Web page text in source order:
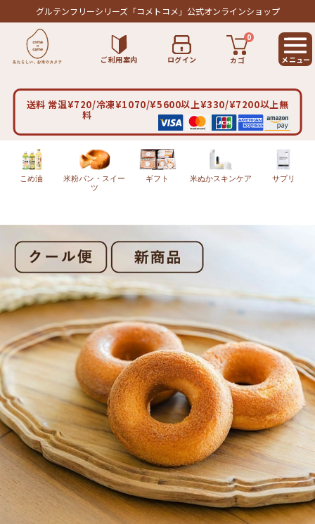
グルテンフリーシリーズ「コメトコメ」公式オンラインショップ
ご利用案内 ログイン カゴ
0
送料 常温¥720/冷凍¥1070/¥5600以上¥330/¥7200以上無
料
こめ油
米粉パン・スイー
ツ
ギフト 米ぬかスキンケア サプリ